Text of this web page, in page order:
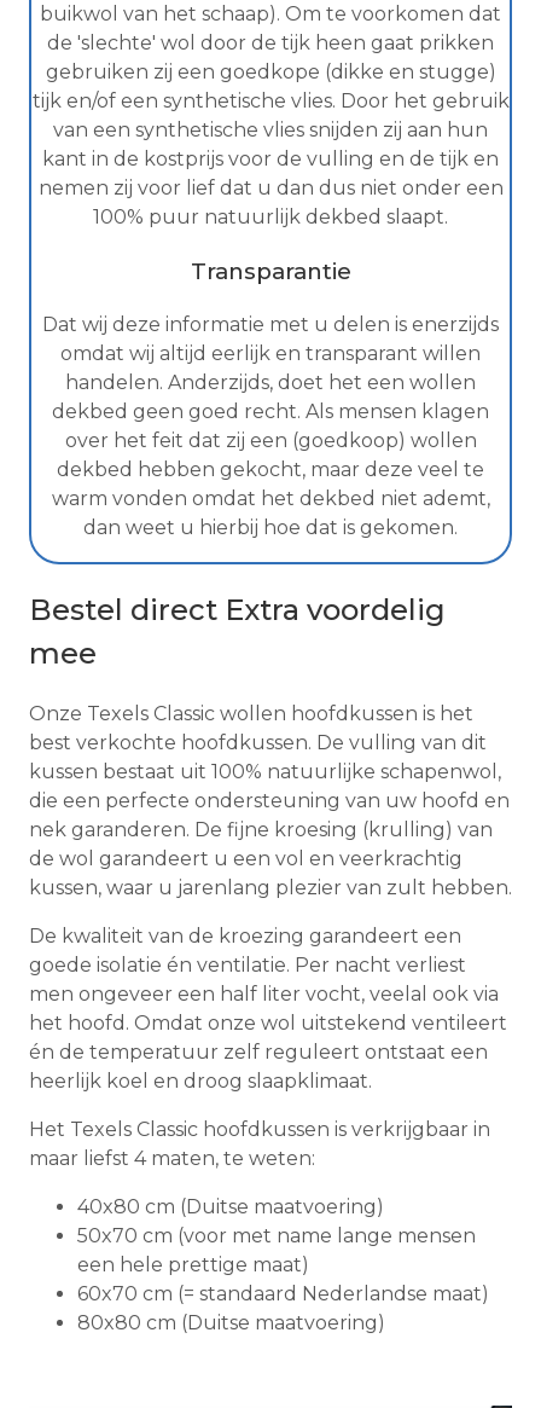
buikwol van het schaap). Om te voorkomen dat
de 'slechte' wol door de tijk heen gaat prikken
gebruiken zij een goedkope (dikke en stugge)
tijk en/of een synthetische vlies. Door het gebruik
van een synthetische vlies snijden zij aan hun
kant in de kostprijs voor de vulling en de tijk en
nemen zij voor lief dat u dan dus niet onder een
100% puur natuurlijk dekbed slaapt.
Transparantie
Dat wij deze informatie met u delen is enerzijds
omdat wij altijd eerlijk en transparant willen
handelen. Anderzijds, doet het een wollen
dekbed geen goed recht. Als mensen klagen
over het feit dat zij een (goedkoop) wollen
dekbed hebben gekocht, maar deze veel te
warm vonden omdat het dekbed niet ademt,
dan weet u hierbij hoe dat is gekomen.
Bestel direct Extra voordelig
mee
Onze Texels Classic wollen hoofdkussen is het
best verkochte hoofdkussen. De vulling van dit
kussen bestaat uit 100% natuurlijke schapenwol,
die een perfecte ondersteuning van uw hoofd en
nek garanderen. De fijne kroesing (krulling) van
de wol garandeert u een vol en veerkrachtig
kussen, waar u jarenlang plezier van zult hebben.
De kwaliteit van de kroezing garandeert een
goede isolatie én ventilatie. Per nacht verliest
men ongeveer een half liter vocht, veelal ook via
het hoofd. Omdat onze wol uitstekend ventileert
én de temperatuur zelf reguleert ontstaat een
heerlijk koel en droog slaapklimaat.
Het Texels Classic hoofdkussen is verkrijgbaar in
maar liefst 4 maten, te weten:
40x80 cm (Duitse maatvoering)
50x70 cm (voor met name lange mensen
een hele prettige maat)
60x70 cm (= standaard Nederlandse maat)
80x80 cm (Duitse maatvoering)